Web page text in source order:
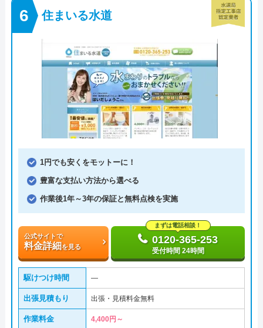
住まいる水道
1円でも安くをモットーに！
豊富な支払い方法から選べる
作業後1年～3年の保証と無料点検を実施
公式サイトで
料金詳細 を見る
まずは電話相談！
0120-365-253
受付時間 24時間
駆けつけ時間 ―
出張見積もり 出張・見積料金無料
作業料金 4,400円～